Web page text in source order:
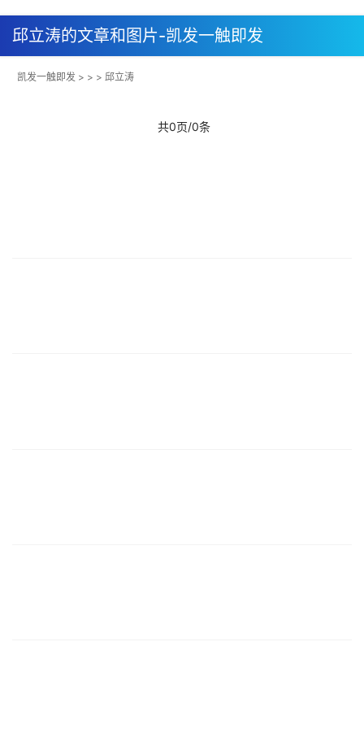
邱立涛的文章和图片-凯发一触即发
凯发一触即发 > > > 邱立涛
共0页/0条